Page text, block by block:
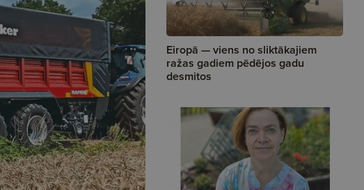
Eiropā — viens no sliktākajiem
ražas gadiem pēdējos gadu
desmitos